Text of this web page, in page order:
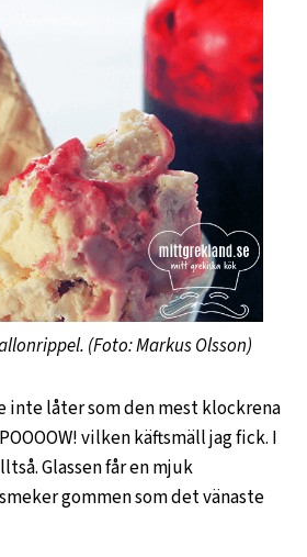
(Foto: Markus Olsson)
inte låter som den mest klockrena
vilken käftsmäll jag fick. I
Glassen får en mjuk
gommen som det vänaste